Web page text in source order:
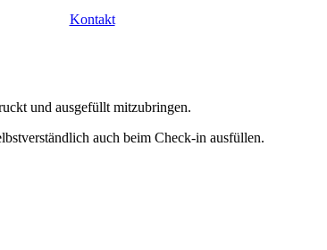
Kontakt
und ausgefüllt mitzubringen.
auch beim Check-in ausfüllen.